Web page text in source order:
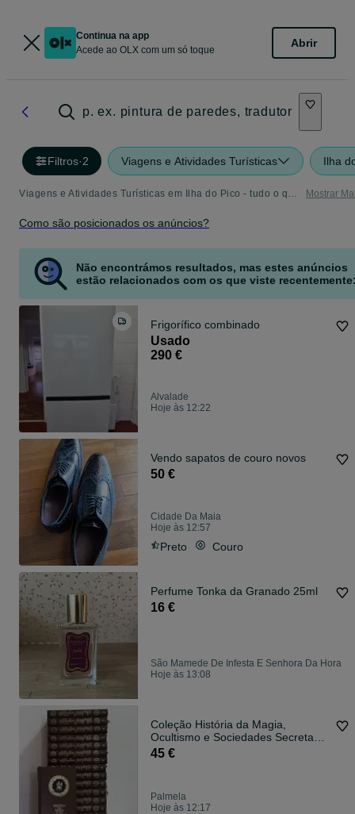
Continua na app
Acede ao OLX com um só toque
Abrir
p. ex. pintura de paredes, tradutor
Filtros·2 Viagens e Atividades Turísticas Ilha
Viagens e Atividades Turísticas em Ilha do Pico - tudo o que precisa Mostrar
Como são posicionados os anúncios?
Não encontrámos resultados, mas estes anúncios
estão relacionados com os que viste
Frigorífico combinado
Usado
290 €
Alvalade
Hoje às 12:22
Vendo sapatos de couro novos
50 €
Cidade Da Maia
Hoje às 12:57
Preto Couro
Perfume Tonka da Granado 25ml
16 €
São Mamede De Infesta E Senhora Da Hora
Hoje às 13:08
Coleção História da Magia,
Ocultismo e Sociedades Secretas
(16 Volumes)
45 €
Palmela
Hoje às 12:17